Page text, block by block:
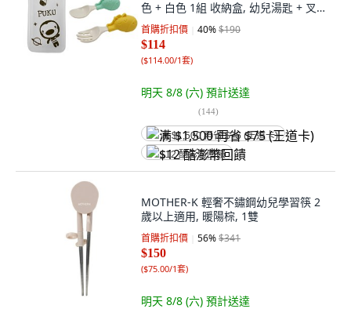
色 + 白色 1組 收納盒, 幼兒湯匙 + 叉子
+ 收納盒
首購折扣價 40%$190
$114
($114.00/1套)
明天 8/8 (六) 預計送達
(144)
满 $1,500 再省 $75 (王道卡)
$12 酷澎幣回饋
MOTHER-K 輕奢不鏽鋼幼兒學習筷 2
歲以上適用, 暖陽棕, 1雙
首購折扣價 56%$341
$150
($75.00/1套)
明天 8/8 (六) 預計送達